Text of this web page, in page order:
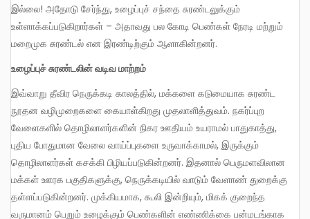
இல்லை! அதோடு சேர்ந்து, உழைப்புச் சந்தை சுரண்டலுக்கும்
உள்ளாக்கப்படுகிறார்கள் – அதாவது பல கோடி பெண்கள் நேரடி மற்றும்
மறைமுக சுரண்டல் என இரண்டிற்கும் ஆளாகின்றனர்.
உழைப்புச் சுரண்டலின் வடிவ மாற்றம்
இவ்வாறு தீவிர நெருக்கடி காலத்தில், மக்களை கடுமையாக சுரண்ட
நூதன வழிமுறைகளை கையாள்கிறது முதலாளித்துவம். நகர்ப்புற
வேளைகளில் தொழிலாளர்களின் நிகர ஊதியம் உயராமல் பாதுகாத்து,
புதிய போதுமான வேலை வாய்ப்புகளை உருவாக்காமல், இருக்கும்
தொழிலாளர்கள் கசக்கி பிழியப்படுகின்றனர். இதனால் பெருமளவிலான
மக்கள் ஊரக பகுதிகளுக்கு, நெருக்கடியில் வாடும் வேளாண் துறைக்கு
தள்ளப்படுகின்றனர். முக்கியமாக, கூலி இன்றியும், மிகக் குறைந்த
வருமானம் பெறும் உழைக்கும் பெண்களின் எண்ணிக்கை பன்மடங்காக